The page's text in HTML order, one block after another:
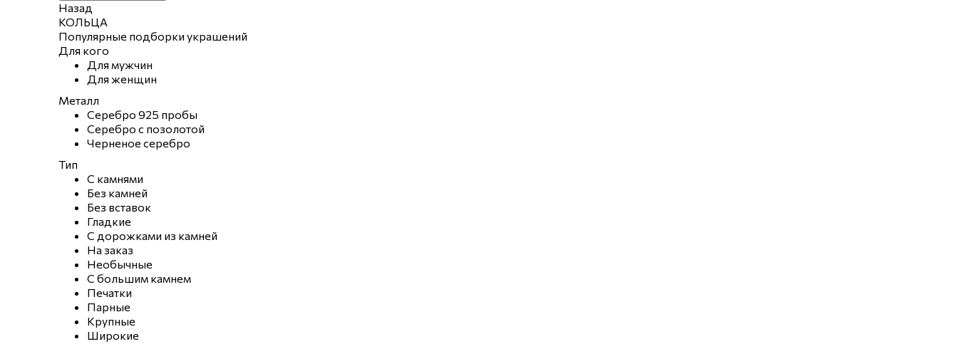
Назад
КОЛЬЦА
Популярные подборки украшений
Для кого
Для мужчин
Для женщин
Металл
Серебро 925 пробы
Серебро с позолотой
Черненое серебро
Тип
С камнями
Без камней
Без вставок
Гладкие
С дорожками из камней
На заказ
Необычные
С большим камнем
Печатки
Парные
Крупные
Широкие